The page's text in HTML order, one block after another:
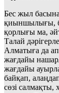
Бес жыл
қиыншылығы,
қорлығы ма,
Талай
Алматыға да
жағдайы
жағдайы
байқап,
сөзі